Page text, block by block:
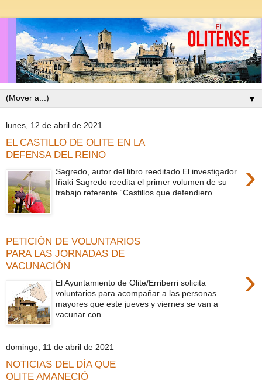
▼
lunes, 12 de abril de 2021
EL CASTILLO DE OLITE EN LA
DEFENSA DEL REINO
›
Sagredo, autor del libro reeditado El investigador
Iñaki Sagredo reedita el primer volumen de su
trabajo referente “Castillos que defendiero...
PETICIÓN DE VOLUNTARIOS
PARA LAS JORNADAS DE
VACUNACIÓN
›
El Ayuntamiento de Olite/Erriberri solicita
voluntarios para acompañar a las personas
mayores que este jueves y viernes se van a
vacunar con...
domingo, 11 de abril de 2021
NOTICIAS DEL DÍA QUE
OLITE AMANECIÓ